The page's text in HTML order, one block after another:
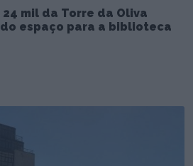
mil da Torre da Oliva
espaço para a biblioteca